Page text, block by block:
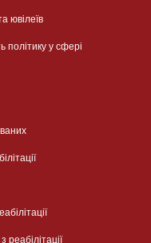
ювілеїв
у сфері
реабілітації